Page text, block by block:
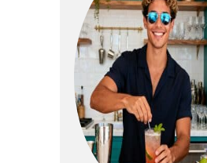
le
de